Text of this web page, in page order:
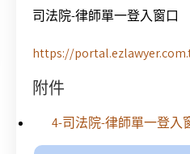
司法院-律師單一登入窗口
https://
附件
4-司法院-律師單一登入